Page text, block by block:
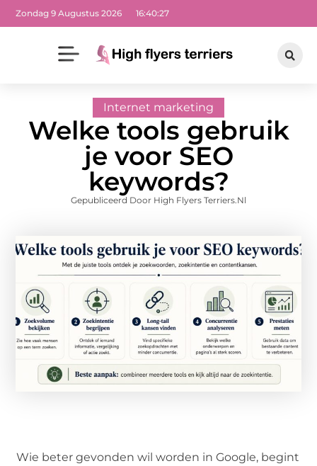
Zondag 9 Augustus 2026 16:40:28
Internet marketing
Welke tools gebruik
je voor SEO
keywords?
Gepubliceerd Door High Flyers Terriers.nl
Wie beter gevonden wil worden in Google, begint